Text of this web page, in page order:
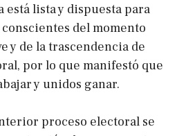
está lista y dispuesta para
del momento
y de la trascendencia de
por lo que manifestó que
y unidos ganar.
proceso electoral se